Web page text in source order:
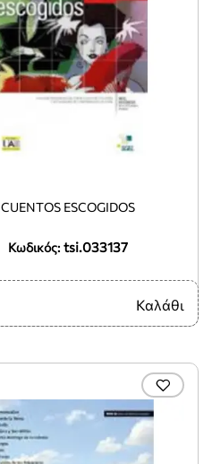
Κωδικός: tsi.033137
CUENTOS ESCOGIDOS
Καλάθι